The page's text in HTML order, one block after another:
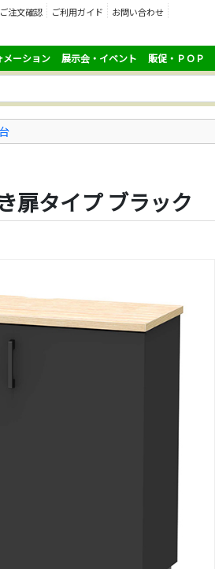
ご注文確認 ご利用ガイド
お問い合わせ
ーション 展示会・イベント 販促・ＰＯＰ
扉タイプ ブラック